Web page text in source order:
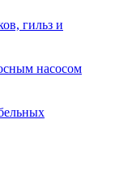
гильз и
насосом